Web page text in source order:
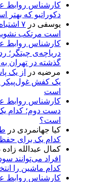
کارشناس روابط
دکوراتیو که
یوسفی در
۷
است مرتکب
کارشناس روابط
دریاچه‌ی چیتگر؛
گذشته در تهران
مرضیه در
از یک
یک کفش غول‌پیکر
است
کارشناس روابط
دست دوم؛ کدام
است؟
کیا جهانمردی در
کدام یک برای
کمال عبدالله زاده
کدام ماشین را
کارشناس روابط